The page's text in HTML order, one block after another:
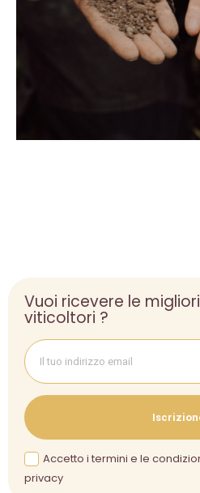
Vuoi ricevere le
viticoltori ?
Accetto i termini e le
privacy